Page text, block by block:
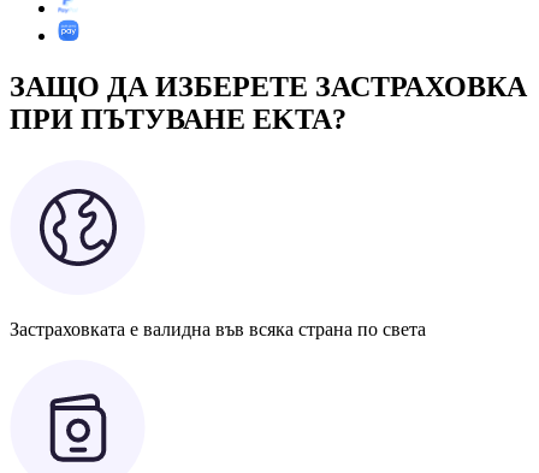
ЗАЩО ДА ИЗБЕРЕТЕ ЗАСТРАХОВКА
ПРИ ПЪТУВАНЕ EKTA?
Застраховката е валидна във всяка страна по света